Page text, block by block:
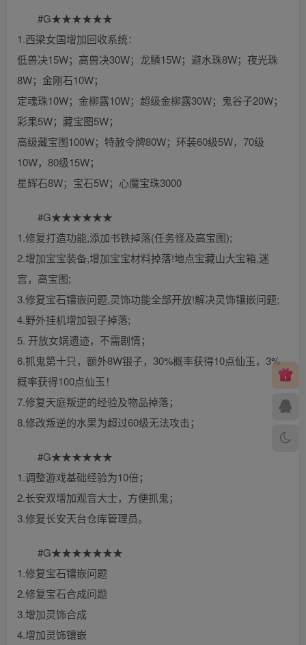
#G★★★★★★
1.西梁女国增加回收系统：
低兽决15W；高兽决30W；龙鳞15W；避水珠8W；夜光珠
8W；金刚石10W；
定魂珠10W；金柳露10W；超级金柳露30W；鬼谷子20W；
彩果5W；藏宝图5W；
高级藏宝图100W；特赦令牌80W；环装60级5W，70级
10W，80级15W；
星辉石8W；宝石5W；心魔宝珠3000
#G★★★★★★
1.修复打造功能,添加书铁掉落(任务怪及高宝图);
2.增加宝宝装备,增加宝宝材料掉落!地点宝藏山大宝箱,迷
宫，高宝图;
3.修复宝石镶嵌问题,灵饰功能全部开放!解决灵饰镶嵌问题;
4.野外挂机增加银子掉落;
5. 开放女娲遗迹，不需剧情；
6.抓鬼第十只，额外8W银子，30%概率获得10点仙玉，3%
概率获得100点仙玉！
7.修复天庭叛逆的经验及物品掉落；
8.修改叛逆的水果为超过60级无法攻击；
#G★★★★★★
1.调整游戏基础经验为10倍；
2.长安双增加观音大士，方便抓鬼；
3.修复长安天台仓库管理员。
#G★★★★★★★
1.修复宝石镶嵌问题
2.修复宝石合成问题
3.增加灵饰合成
4.增加灵饰镶嵌